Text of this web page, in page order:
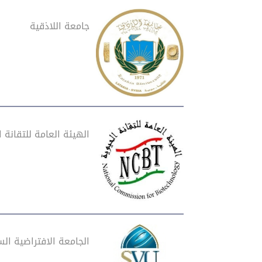
جامعة اللاذقية
الهيئة العامة للتقانة
الجامعة الافتراضية